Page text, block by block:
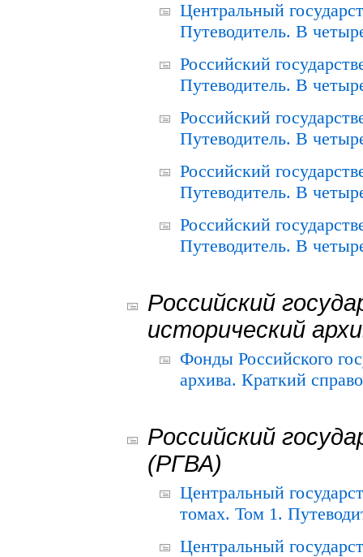
Центральный
Путеводитель. В
Российский
Путеводитель. В
Российский
Путеводитель. В
Российский
Путеводитель. В
Российский
Путеводитель. В
Российский
исторический
Фонды Российского
архива. Краткий
Российский
(РГВА)
Центральный
томах. Том 1.
Центральный